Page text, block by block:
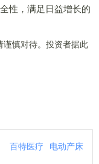
性，满足日益增长的
慎对待。投资者据此
百特医疗 电动产床